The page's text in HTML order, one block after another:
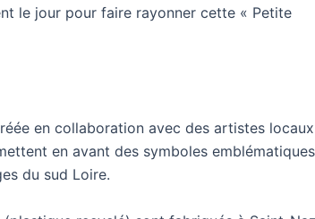
le jour pour faire rayonner cette « Petite
en collaboration avec des artistes
en avant des symboles
du sud Loire.